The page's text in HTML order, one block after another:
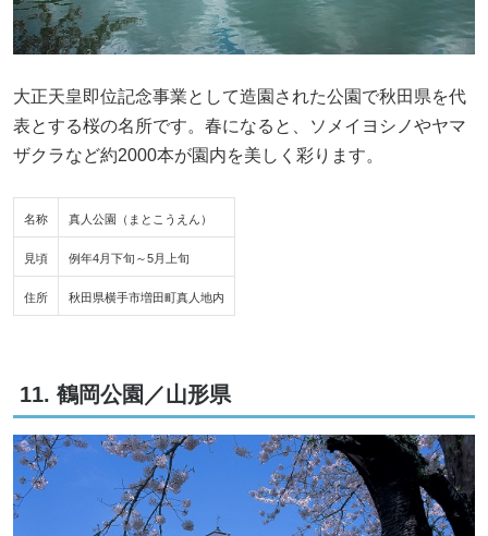
大正天皇即位記念事業として造園された公園で秋田県を代
表とする桜の名所です。春になると、ソメイヨシノやヤマ
ザクラなど約2000本が園内を美しく彩ります。
名称 真人公園（まとこうえん）
見頃 例年4月下旬～5月上旬
住所 秋田県横手市増田町真人地内
11. 鶴岡公園／山形県